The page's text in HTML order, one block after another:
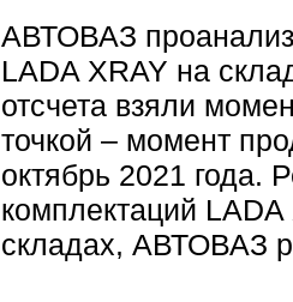
АВТОВАЗ
LADA XRAY на
отсчета взяли
точкой – момент
октябрь 2021 года.
комплектаций
складах, АВТОВАЗ